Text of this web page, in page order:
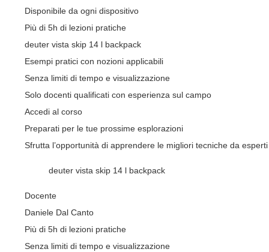
Disponibile da ogni dispositivo
Più di 5h di lezioni pratiche
deuter vista skip 14 l backpack
Esempi pratici con nozioni applicabili
Senza limiti di tempo e visualizzazione
Solo docenti qualificati con esperienza sul campo
Accedi al corso
Preparati per le tue prossime esplorazioni
Sfrutta l’opportunità di apprendere le migliori tecniche da
deuter vista skip 14 l backpack
Docente
Daniele Dal Canto
Più di 5h di lezioni pratiche
Senza limiti di tempo e visualizzazione